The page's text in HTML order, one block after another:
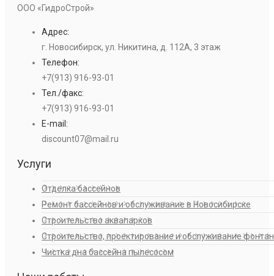
ООО «ГидроСтрой»
Адрес:
г. Новосибирск, ул. Никитина, д. 112А, 3 этаж
Телефон:
+7(913) 916-93-01
Тел./факс:
+7(913) 916-93-01
E-mail:
discount07@mail.ru
Услуги
Отделка бассейнов
Ремонт бассейнов и обслуживание в Новосибирске
Строительство аквапарков
Строительство, проектирование и обслуживание
Чистка дна бассейна пылесосом